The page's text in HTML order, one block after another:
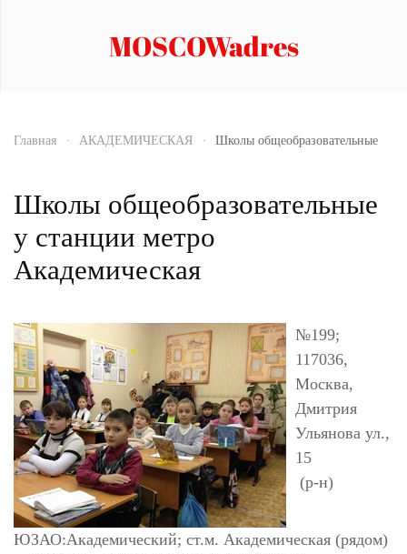
MOSCOWadres
Главная АКАДЕМИЧЕСКАЯ Школы общеобразовательные
Школы общеобразовательные
у станции метро
Академическая
№199;
117036,
Москва,
Дмитрия
Ульянова ул.,
15
(р-н)
ЮЗАО:Академический; ст.м. Академическая (рядом)